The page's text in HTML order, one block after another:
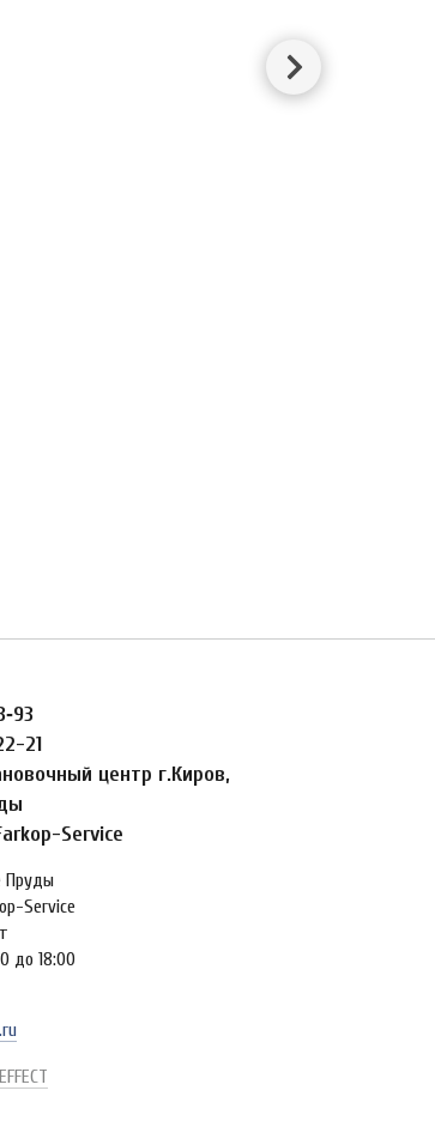
21
центр г.Киров,
Service
Пруды
Service
до 18:00